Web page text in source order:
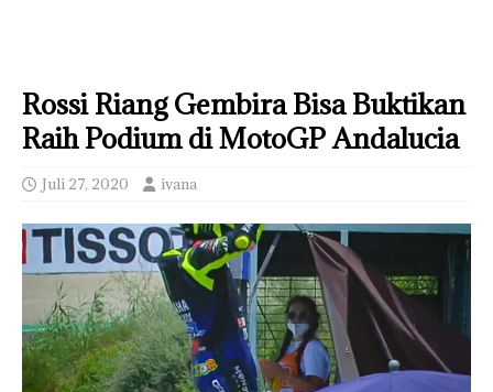
Rossi Riang Gembira Bisa Buktikan
Raih Podium di MotoGP Andalucia
Juli 27, 2020 ivana